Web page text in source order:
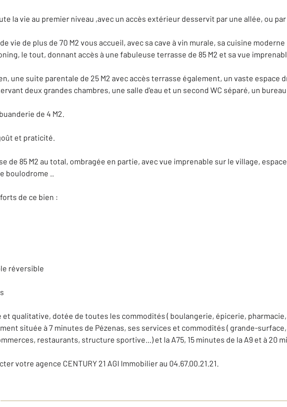
la vie au premier niveau ,avec un accès extérieur desservit par une allée, ou
vie de plus de 70 M2 vous accueil, avec sa cave à vin murale, sa cuisine
le tout, donnant accès à une fabuleuse terrasse de 85 M2 et sa vue
une suite parentale de 25 M2 avec accès terrasse également, un vaste espace
deux grandes chambres, une salle d'eau et un second WC séparé, un
de 4 M2.
et praticité.
de 85 M2 au total, ombragée en partie, avec vue imprenable sur le village,
boulodrome ..
de ce bien :
réversible
et qualitative, dotée de toutes les commodités ( boulangerie, épicerie,
située à 7 minutes de Pézenas, ses services et commodités ( grande-
restaurants, structure sportive...) et la A75, 15 minutes de la A9 et à 20
votre agence CENTURY 21 AGI Immobilier au 04.67.00.21.21.